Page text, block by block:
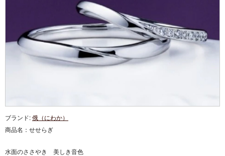
ブランド:俄（にわか）
商品名： せせらぎ
水面のささやき 美しき音色